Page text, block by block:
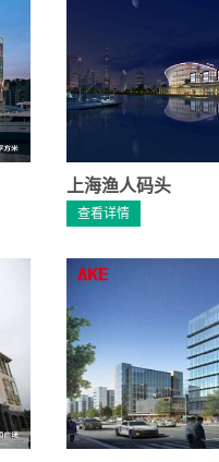
上海渔人码头
查看详情